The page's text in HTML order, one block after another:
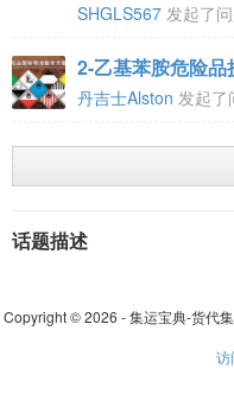
SHGLS567 发起了
2-乙基苯胺危险
丹吉士Alston 发起了
话题描述
Copyright © 2026 - 集运宝典-货代
访